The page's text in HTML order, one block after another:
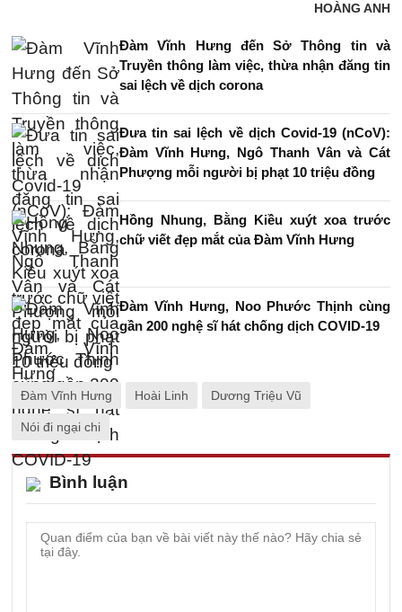
HOÀNG ANH
Đàm Vĩnh Hưng đến Sở Thông tin và
Truyền thông làm việc, thừa nhận đăng tin
sai lệch về dịch corona
Đưa tin sai lệch về dịch Covid-19 (nCoV):
Đàm Vĩnh Hưng, Ngô Thanh Vân và Cát
Phượng mỗi người bị phạt 10 triệu đồng
Hồng Nhung, Bằng Kiều xuýt xoa trước
chữ viết đẹp mắt của Đàm Vĩnh Hưng
Đàm Vĩnh Hưng, Noo Phước Thịnh cùng
gần 200 nghệ sĩ hát chống dịch COVID-19
Đàm Vĩnh Hưng Hoài Linh Dương Triệu Vũ
Nói đi ngại chi
Bình luận